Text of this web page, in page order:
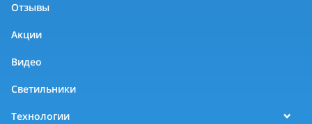
Отзывы
Акции
Видео
Светильники
Технологии